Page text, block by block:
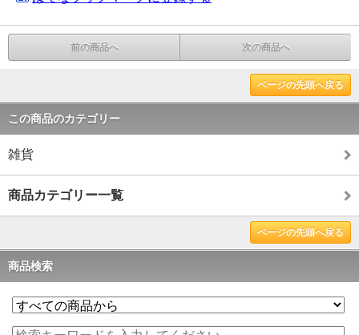
前の商品へ 次の商品へ
ページの先頭へ戻る
この商品のカテゴリー
雑貨
商品カテゴリー一覧
ページの先頭へ戻る
商品検索